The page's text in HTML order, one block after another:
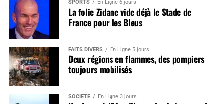
SPORTS En Ligne 6 jours
La folie Zidane vide déjà le Stade de
France pour les Bleus
FAITS DIVERS En Ligne 5 jours
Deux régions en flammes, des pompiers
toujours mobilisés
SOCIÉTÉ En Ligne 3 jours